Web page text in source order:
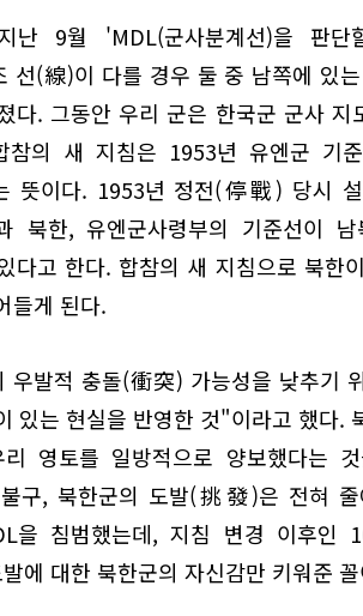
지난 9월 'MDL(군사분계선)을 판
선(線)이 다를 경우 둘 중 남쪽에 있
다. 그동안 우리 군은 한국군 군사 지
참의 새 지침은 1953년 유엔군 기
뜻이다. 1953년 정전(停戰) 당시
북한, 유엔군사령부의 기준선이
다고 한다. 합참의 새 지침으로 북한
들게 된다.
우발적 충돌(衝突) 가능성을 낮추기
있는 현실을 반영한 것"이라고 했다.
영토를 일방적으로 양보했다는
구, 북한군의 도발(挑發)은 전혀
을 침범했는데, 지침 변경 이후인
에 대한 북한군의 자신감만 키워준